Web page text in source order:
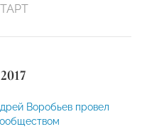
Воробьев провел